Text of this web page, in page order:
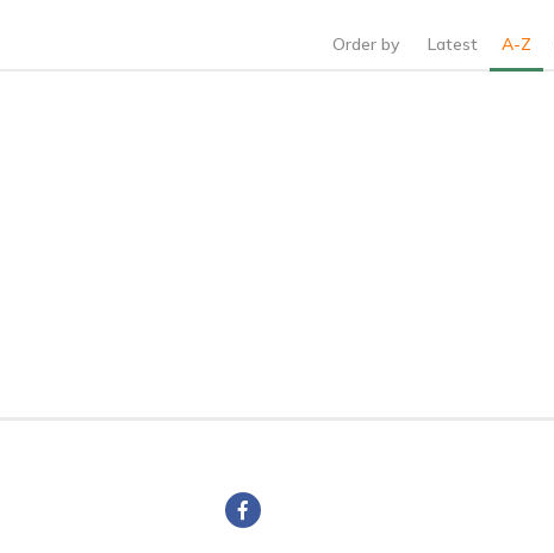
Order by Latest A-Z